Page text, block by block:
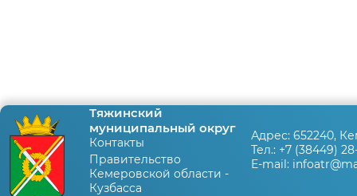
Тяжинский
муниципальный округ
Контакты
Правительство
Кемеровской области -
Кузбасса
Адрес: 652240,
Тел.: +7 (38449)
E-mail: